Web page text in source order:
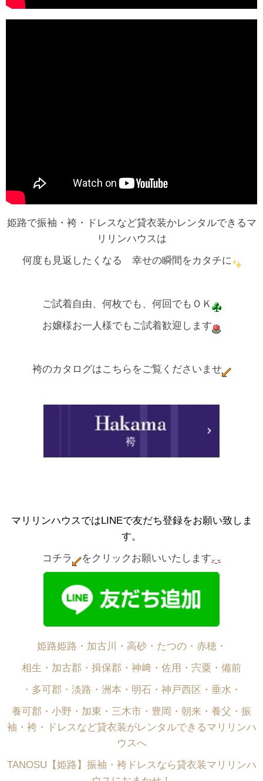
姫路で振袖・袴・ドレスなど貸衣装かレンタルできるマ
リリンハウスは
何度も見返したくなる 幸せの瞬間をカタチに
ご試着自由、何枚でも、何回でもＯＫ
お嬢様お一人様でもご試着歓迎します
袴のカタログはこちらをご覧くださいませ
マリリンハウスではLINEで友だち登録をお願い致しま
す。
コチラ
をクリックお願いいたします
姫路姫路・加古川・高砂・たつの・赤穂・
相生・加古郡・揖保郡・神﨑・佐用・宍粟・備前
・多可郡・淡路・洲本・明石・神戸西区・垂水・
養可郡・小野・加東・三木市・豊岡・朝来・養父・振
袖・袴・ドレスなど貸衣装がレンタルできるマリリンハ
ウスへ
TANOSU【姫路】振袖・袴ドレスなら貸衣装マリリンハ